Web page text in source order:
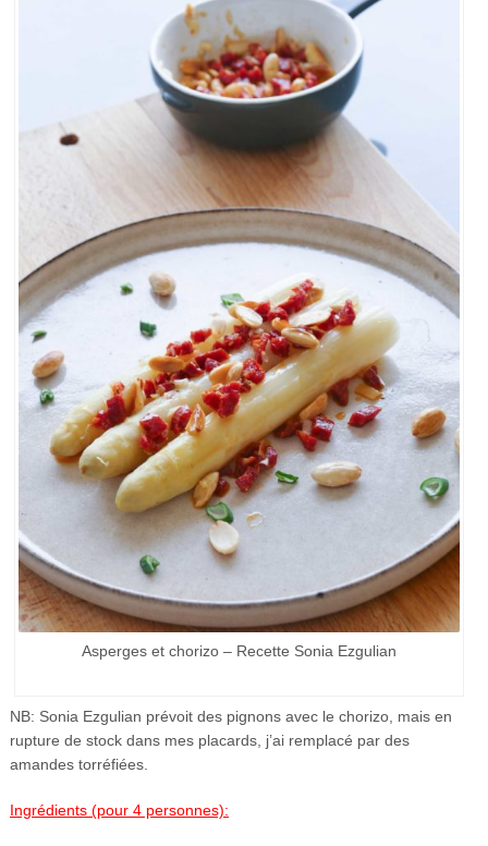
Asperges et chorizo – Recette Sonia Ezgulian
NB: Sonia Ezgulian prévoit des pignons avec le chorizo, mais en
rupture de stock dans mes placards, j’ai remplacé par des
amandes torréfiées.
Ingrédients (pour 4 personnes):